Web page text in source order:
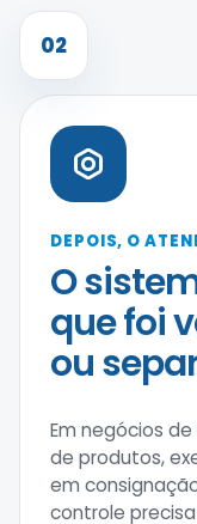
02
DEPOIS, O
O
que foi
ou
Em negócios
de produtos,
em
controle